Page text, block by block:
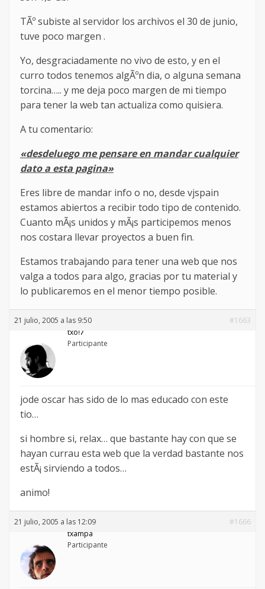
TÃº subiste al servidor los archivos el 30 de junio,
tuve poco margen .
Yo, desgraciadamente no vivo de esto, y en el
curro todos tenemos algÃºn dia, o alguna semana
torcina….. y me deja poco margen de mi tiempo
para tener la web tan actualiza como quisiera.
A tu comentario:
«desdeluego me pensare en mandar cualquier
dato a esta pagina»
Eres libre de mandar info o no, desde vjspain
estamos abiertos a recibir todo tipo de contenido.
Cuanto mÃ¡s unidos y mÃ¡s participemos menos
nos costara llevar proyectos a buen fin.
Estamos trabajando para tener una web que nos
valga a todos para algo, gracias por tu material y
lo publicaremos en el menor tiempo posible.
21 julio, 2005 a las 9:50
#1663
txoǃʔ
Participante
jode oscar has sido de lo mas educado con este
tio…
si hombre si, relax… que bastante hay con que se
hayan currau esta web que la verdad bastante nos
estÃ¡ sirviendo a todos…
animo!
21 julio, 2005 a las 12:09
#1666
txampa
Participante